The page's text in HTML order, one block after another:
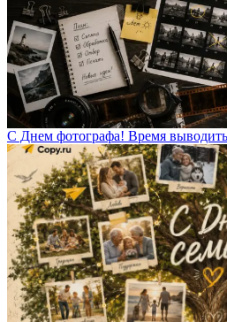
С Днем фотографа! Время